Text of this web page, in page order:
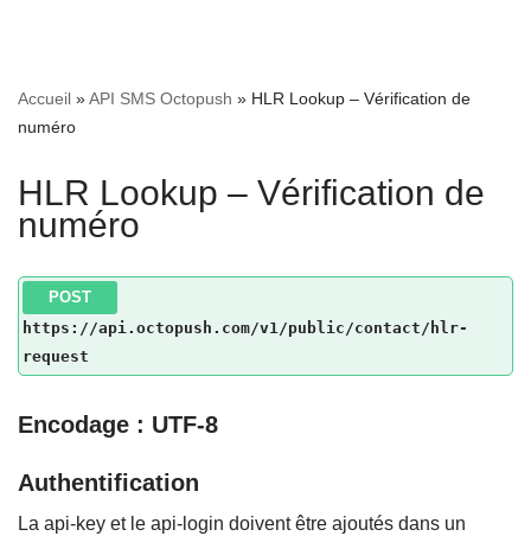
Accueil »API SMS Octopush » HLR Lookup – Vérification de
numéro
HLR Lookup – Vérification de
numéro
POST
https://api.octopush.com/v1/public/contact/hlr-
request
Encodage : UTF-8
Authentification
La api-key et le api-login doivent être ajoutés dans un